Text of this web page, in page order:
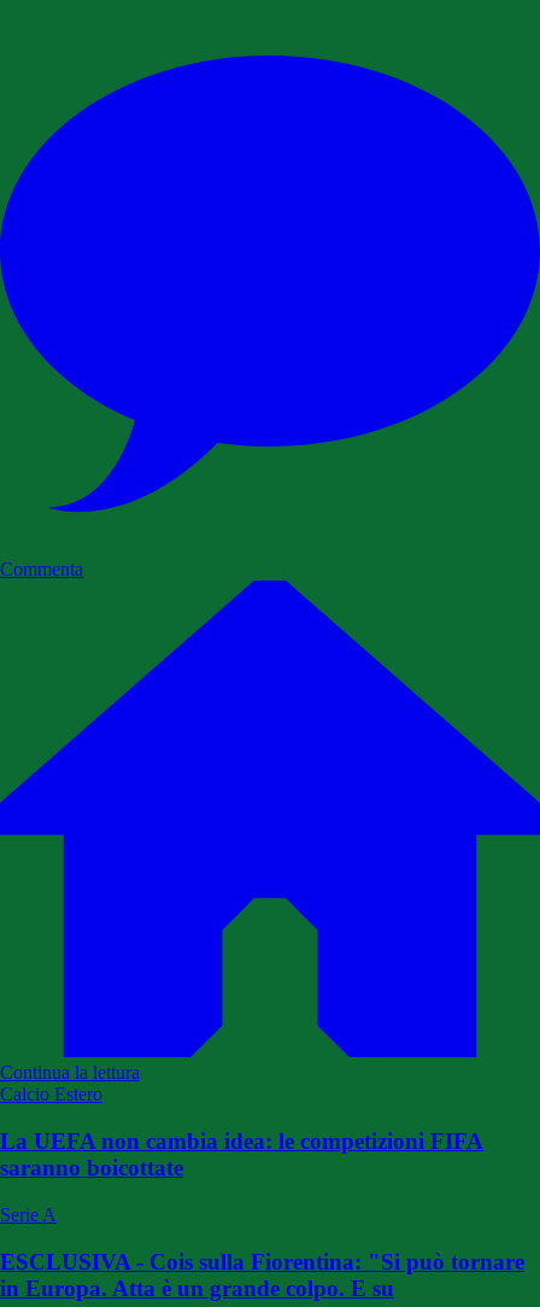
Commenta
Continua la lettura
Calcio Estero
La UEFA non cambia idea: le competizioni FIFA
saranno boicottate
Serie A
ESCLUSIVA - Cois sulla Fiorentina: "Si può tornare
in Europa. Atta è un grande colpo. E su